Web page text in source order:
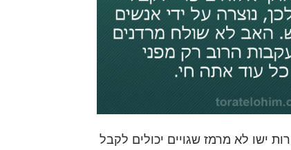
ישו לא מרמז שגויים יכולים לקבל